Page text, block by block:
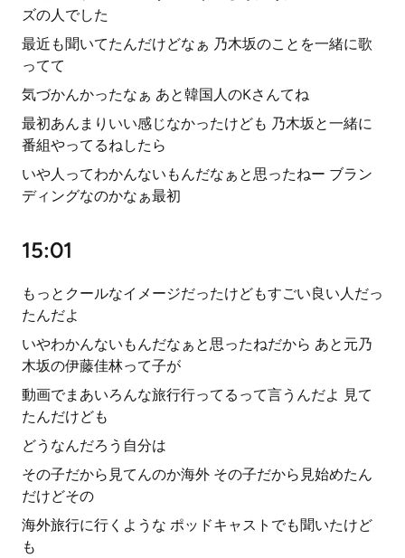
ズの人でした
最近も聞いてたんだけどなぁ 乃木坂のことを一緒に歌
ってて
気づかんかったなぁ あと韓国人のKさんてね
最初あんまりいい感じなかったけども 乃木坂と一緒に
番組やってるねしたら
いや人ってわかんないもんだなぁと思ったねー ブラン
ディングなのかなぁ最初
15:01
もっとクールなイメージだったけどもすごい良い人だっ
たんだよ
いやわかんないもんだなぁと思ったねだから あと元乃
木坂の伊藤佳林って子が
動画でまあいろんな旅行行ってるって言うんだよ 見て
たんだけども
どうなんだろう自分は
その子だから見てんのか海外 その子だから見始めたん
だけどその
海外旅行に行くような ポッドキャストでも聞いたけど
も